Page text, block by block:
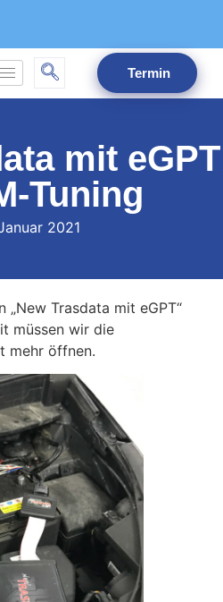
Termin
mit eGPT
Tuning
2021
Trasdata mit eGPT“
müssen wir die
mehr öffnen.